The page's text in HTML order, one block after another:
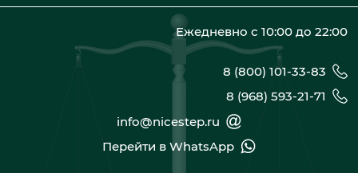
Ежедневно с 10:00 до 22:00
8 (800) 101-33-83
8 (968) 593-21-71
info@nicestep.ru
Перейти в WhatsApp